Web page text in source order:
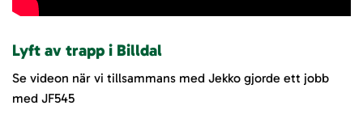
Lyft av trapp i Billdal
Se videon när vi tillsammans med Jekko gjorde ett jobb
med JF545